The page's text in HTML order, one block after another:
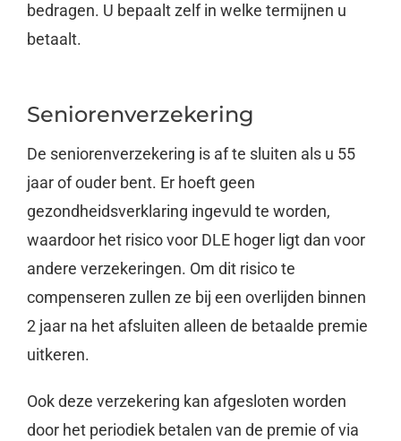
bedragen. U bepaalt zelf in welke termijnen u
betaalt.
Seniorenverzekering
De seniorenverzekering is af te sluiten als u 55
jaar of ouder bent. Er hoeft geen
gezondheidsverklaring ingevuld te worden,
waardoor het risico voor DLE hoger ligt dan voor
andere verzekeringen. Om dit risico te
compenseren zullen ze bij een overlijden binnen
2 jaar na het afsluiten alleen de betaalde premie
uitkeren.
Ook deze verzekering kan afgesloten worden
door het periodiek betalen van de premie of via